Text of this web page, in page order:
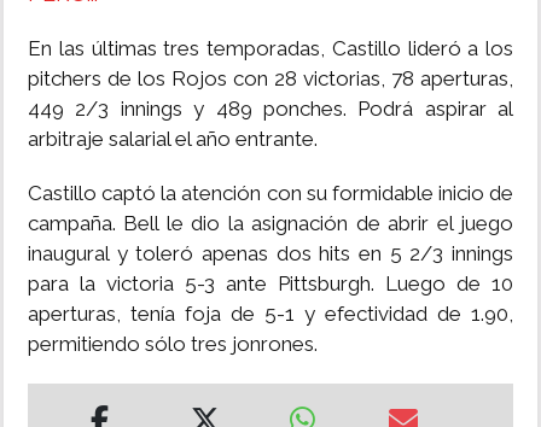
En las últimas tres temporadas, Castillo lideró a los
pitchers de los Rojos con 28 victorias, 78 aperturas,
449 2/3 innings y 489 ponches. Podrá aspirar al
arbitraje salarial el año entrante.
Castillo captó la atención con su formidable inicio de
campaña. Bell le dio la asignación de abrir el juego
inaugural y toleró apenas dos hits en 5 2/3 innings
para la victoria 5-3 ante Pittsburgh. Luego de 10
aperturas, tenía foja de 5-1 y efectividad de 1.90,
permitiendo sólo tres jonrones.